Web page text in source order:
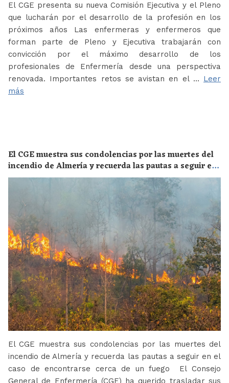
El CGE presenta su nueva Comisión Ejecutiva y el Pleno
que lucharán por el desarrollo de la profesión en los
próximos años Las enfermeras y enfermeros que
forman parte de Pleno y Ejecutiva trabajarán con
convicción por el máximo desarrollo de los
profesionales de Enfermería desde una perspectiva
renovada. Importantes retos se avistan en el … Leer
más
El CGE muestra sus condolencias por las muertes del
incendio de Almería y recuerda las pautas a seguir en
el caso de encontrarse cerca de un fuego
El CGE muestra sus condolencias por las muertes del
incendio de Almería y recuerda las pautas a seguir en el
caso de encontrarse cerca de un fuego El Consejo
General de Enfermería (CGE) ha querido trasladar sus